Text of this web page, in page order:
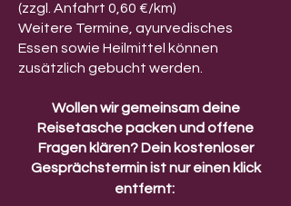
(zzgl. Anfahrt 0,60 €/km)
Weitere Termine, ayurvedisches
Essen sowie Heilmittel können
zusätzlich gebucht werden.
Wollen wir gemeinsam deine
Reisetasche packen und offene
Fragen klären? Dein kostenloser
Gesprächstermin ist nur einen klick
entfernt: